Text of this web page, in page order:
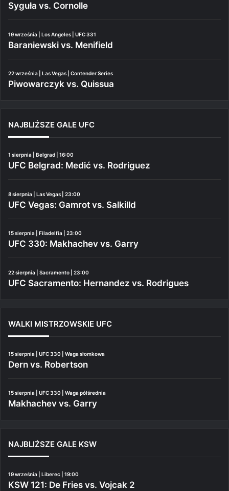
Syguła vs. Cornolle
19 września | Los Angeles | UFC 331
Baraniewski vs. Menifield
22 września | Las Vegas | Contender Series
Piwowarczyk vs. Quissua
NAJBLIŻSZE GALE UFC
1 sierpnia | Belgrad | 16:00
UFC Belgrad: Medić vs. Rodriguez
8 sierpnia | Las Vegas | 23:00
UFC Vegas: Gamrot vs. Salkilld
15 sierpnia | Filadelfia | 23:00
UFC 330: Makhachev vs. Garry
22 sierpnia | Sacramento | 23:00
UFC Sacramento: Hernandez vs. Rodrigues
WALKI MISTRZOWSKIE UFC
15 sierpnia | UFC 330 | Waga słomkowa
Dern vs. Robertson
15 sierpnia | UFC 330 | Waga półśrednia
Makhachev vs. Garry
NAJBLIŻSZE GALE KSW
19 września | Liberec | 19:00
KSW 121: De Fries vs. Vojcak 2